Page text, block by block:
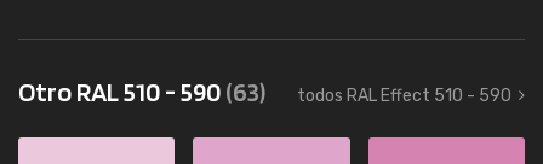
Otro RAL 510 - 590(63) todos RAL Effect 510 - 590